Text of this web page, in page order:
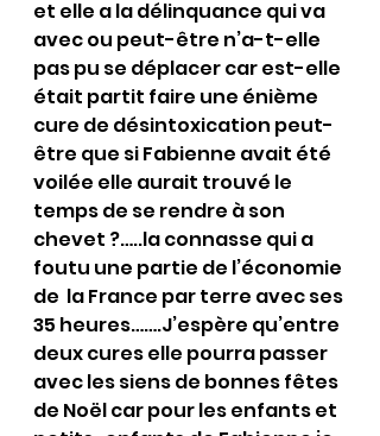
et elle a la délinquance qui va
avec ou peut-être n’a-t-elle
pas pu se déplacer car est-elle
était partit faire une énième
cure de désintoxication peut-
être que si Fabienne avait été
voilée elle aurait trouvé le
temps de se rendre à son
chevet ?…..la connasse qui a
foutu une partie de l’économie
de  la France par terre avec ses
35 heures…….J’espère qu’entre
deux cures elle pourra passer
avec les siens de bonnes fêtes
de Noël car pour les enfants et